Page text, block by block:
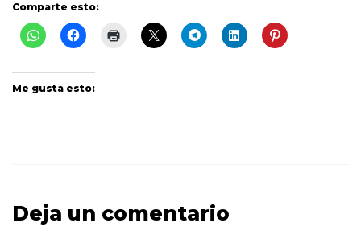
Comparte esto:
Me gusta esto:
Deja un comentario